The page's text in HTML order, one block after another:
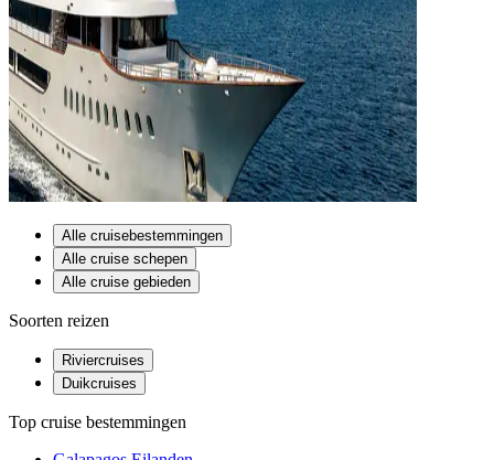
Alle cruisebestemmingen
Alle cruise schepen
Alle cruise gebieden
Soorten reizen
Riviercruises
Duikcruises
Top cruise bestemmingen